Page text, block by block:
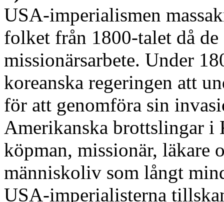
USA-imperialismen
folket från 1800-talet då
missionärsarbete. Under
koreanska regeringen att
för att genomföra sin
Amerikanska brottslingar i
köpman, missionär, läkare
människoliv som långt
USA-imperialisterna